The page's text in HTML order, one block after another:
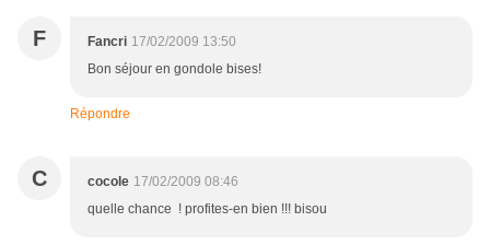
F Fancri 17/02/2009 13:50
Bon séjour en gondole bises!
Répondre
C cocole 17/02/2009 08:46
quelle chance ! profites-en bien !!! bisou